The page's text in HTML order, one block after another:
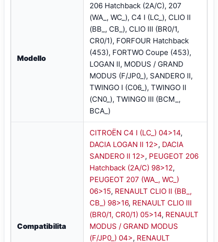
Modello
206 Hatchback (2A/C), 207
(WA_, WC_), C4 I (LC_), CLIO II
(BB_, CB_), CLIO III (BR0/1,
CR0/1), FORFOUR Hatchback
(453), FORTWO Coupe (453),
LOGAN II, MODUS / GRAND
MODUS (F/JP0_), SANDERO II,
TWINGO I (C06_), TWINGO II
(CN0_), TWINGO III (BCM_,
BCA_)
Compatibilita
CITROËN C4 I (LC_) 04>14,
DACIA LOGAN II 12>, DACIA
SANDERO II 12>, PEUGEOT 206
Hatchback (2A/C) 98>12,
PEUGEOT 207 (WA_, WC_)
06>15, RENAULT CLIO II (BB_,
CB_) 98>16, RENAULT CLIO III
(BR0/1, CR0/1) 05>14, RENAULT
MODUS / GRAND MODUS
(F/JP0_) 04>, RENAULT